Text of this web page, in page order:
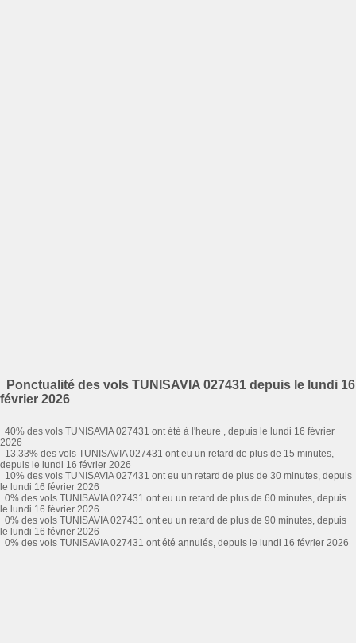
Ponctualité des vols TUNISAVIA 027431 depuis le lundi 16
février 2026
40% des vols TUNISAVIA 027431 ont été à l'heure , depuis le lundi 16 février
2026
13.33% des vols TUNISAVIA 027431 ont eu un retard de plus de 15 minutes,
depuis le lundi 16 février 2026
10% des vols TUNISAVIA 027431 ont eu un retard de plus de 30 minutes, depuis
le lundi 16 février 2026
0% des vols TUNISAVIA 027431 ont eu un retard de plus de 60 minutes, depuis
le lundi 16 février 2026
0% des vols TUNISAVIA 027431 ont eu un retard de plus de 90 minutes, depuis
le lundi 16 février 2026
0% des vols TUNISAVIA 027431 ont été annulés, depuis le lundi 16 février 2026